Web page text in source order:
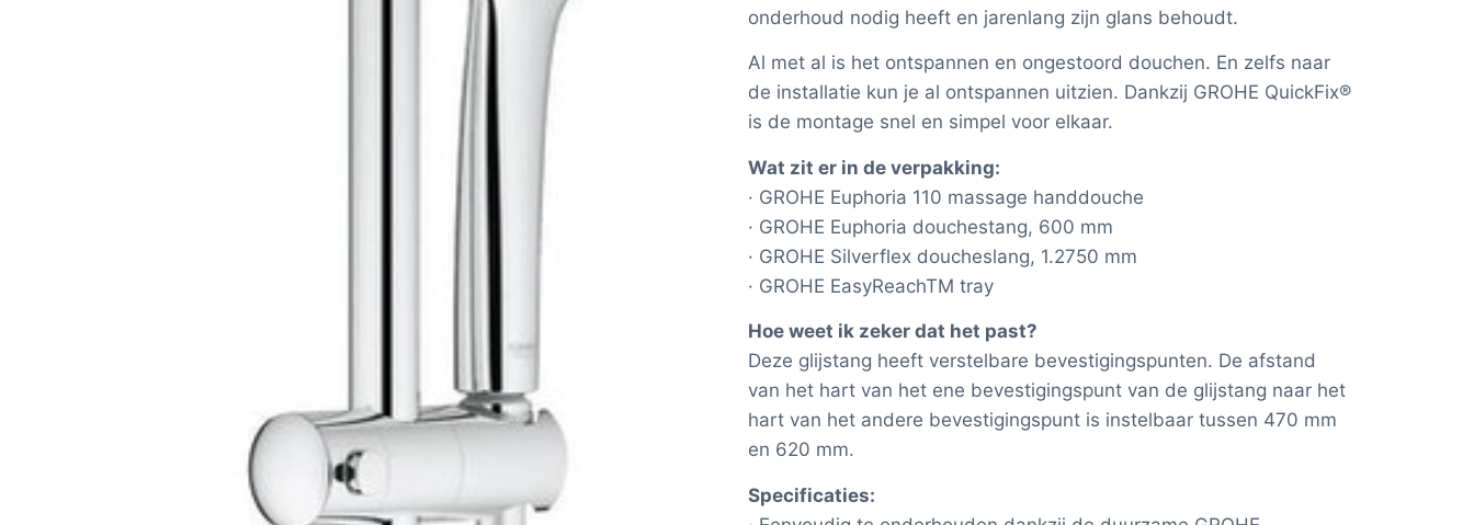
onderhoud nodig heeft en jarenlang zijn glans behoudt.
Al met al is het ontspannen en ongestoord douchen. En zelfs naar
de installatie kun je al ontspannen uitzien. Dankzij GROHE QuickFix®
is de montage snel en simpel voor elkaar.
Wat zit er in de verpakking:
· GROHE Euphoria 110 massage handdouche
· GROHE Euphoria douchestang, 600 mm
· GROHE Silverflex doucheslang, 1.2750 mm
· GROHE EasyReachTM tray
Hoe weet ik zeker dat het past?
Deze glijstang heeft verstelbare bevestigingspunten. De afstand
van het hart van het ene bevestigingspunt van de glijstang naar het
hart van het andere bevestigingspunt is instelbaar tussen 470 mm
en 620 mm.
Specificaties: